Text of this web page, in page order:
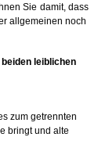
Sie damit, dass
allgemeinen noch
leiblichen
zum getrennten
bringt und alte